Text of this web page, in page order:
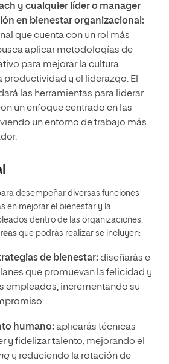
y cualquier líder o manager
en bienestar organizacional:
que cuenta con un rol más
aplicar metodologías de
para mejorar la cultura
productividad y el liderazgo. El
las herramientas para liderar
un enfoque centrado en las
un entorno de trabajo más
desempeñar diversas funciones
en mejorar el bienestar y la
dentro de las organizaciones.
que podrás realizar se incluyen:
de bienestar: diseñarás e
que promuevan la felicidad y
empleados, incrementando su
humano: aplicarás técnicas
y fidelizar talento, mejorando el
y reduciendo la rotación de